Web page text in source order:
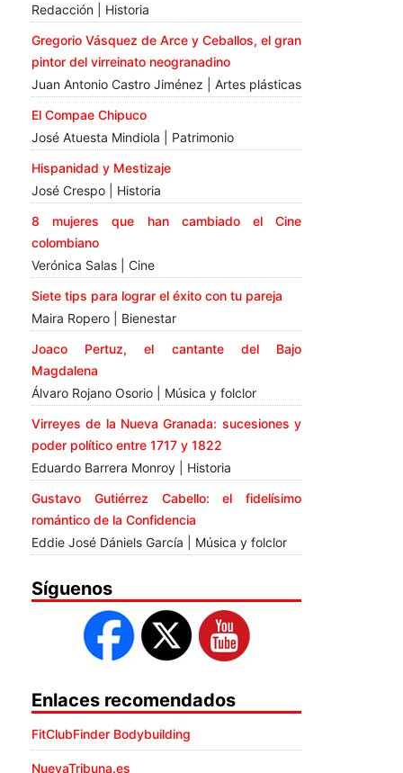
Redacción | Historia
Gregorio Vásquez de Arce y Ceballos, el gran
pintor del virreinato neogranadino
Juan Antonio Castro Jiménez | Artes plásticas
El Compae Chipuco
José Atuesta Mindiola | Patrimonio
Hispanidad y Mestizaje
José Crespo | Historia
8 mujeres que han cambiado el Cine
colombiano
Verónica Salas | Cine
Siete tips para lograr el éxito con tu pareja
Maira Ropero | Bienestar
Joaco Pertuz, el cantante del Bajo
Magdalena
Álvaro Rojano Osorio | Música y folclor
Virreyes de la Nueva Granada: sucesiones y
poder político entre 1717 y 1822
Eduardo Barrera Monroy | Historia
Gustavo Gutiérrez Cabello: el fidelísimo
romántico de la Confidencia
Eddie José Dániels García | Música y folclor
Síguenos
Enlaces recomendados
FitClubFinder Bodybuilding
NuevaTribuna.es